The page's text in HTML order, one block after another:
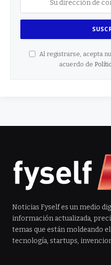
Al registrarse, acepta
acuerdo de
Noticias Fyself es un medio
información actualizada,
temas que están moldeando
tecnología, startups,